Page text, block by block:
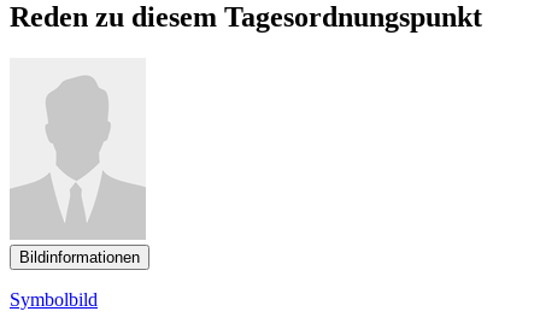
Reden zu diesem Tagesordnungspunkt
Bildinformationen
Symbolbild